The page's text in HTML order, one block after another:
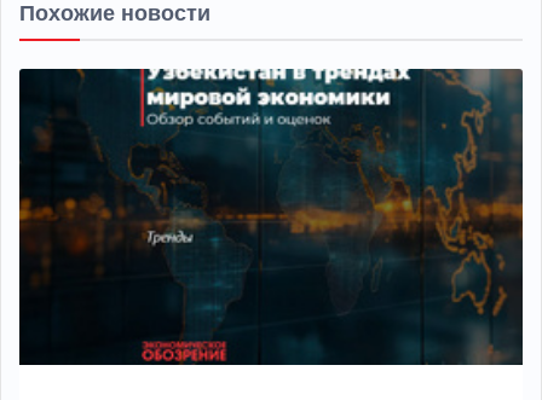
Похожие новости